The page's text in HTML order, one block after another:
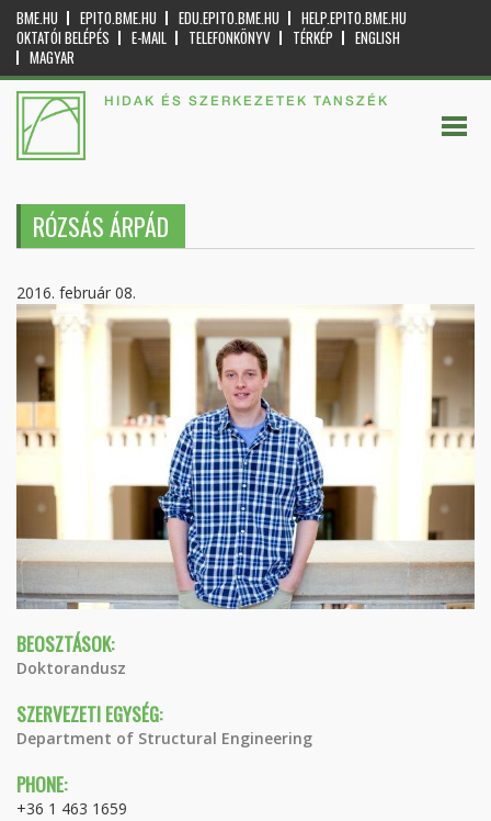
BME.HU EPITO.BME.HU EDU.EPITO.BME.HU
HELP.EPITO.BME.HU
OKTATÓI BELÉPÉS
E-MAIL TELEFONKÖNYV TÉRKÉP
ENGLISH
MAGYAR
HIDAK ÉS SZERKEZETEK TANSZÉK
RÓZSÁS ÁRPÁD
2016. február 08.
BEOSZTÁSOK:
Doktorandusz
SZERVEZETI EGYSÉG:
Department of Structural Engineering
PHONE:
+36 1 463 1659